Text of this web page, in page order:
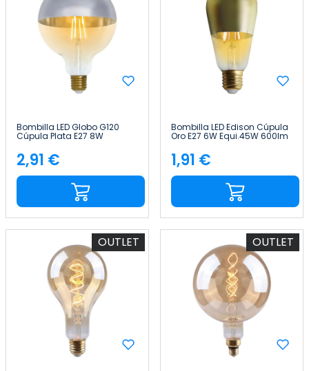
Bombilla LED Globo G120
Cúpula Plata E27 8W
Equi.60W 806lm 2100K
Vintage 15000H 7hSevenOn
Vintage
Precio
2,91 €
Bombilla LED Edison Cúpula
Oro E27 6W Equi.45W 600lm
15000H 7hSevenOn Vintage
Precio
1,91 €
OUTLET OUTLET